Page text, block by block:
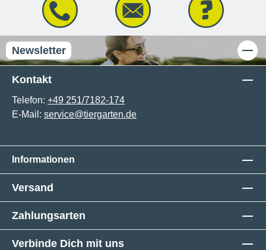
Newsletter
Kontakt
Telefon: +49 251/7182-174
E-Mail: service@tiergarten.de
Informationen
Versand
Zahlungsarten
Verbinde Dich mit uns